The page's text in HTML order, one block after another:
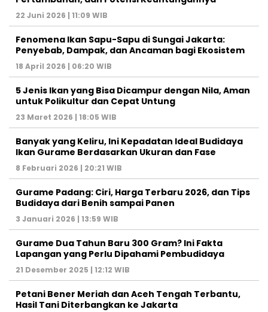
22 Juni 2026 | 11:09 WIB
Fenomena Ikan Sapu-Sapu di Sungai Jakarta:
Penyebab, Dampak, dan Ancaman bagi Ekosistem
18 April 2026 | 06:20 WIB
5 Jenis Ikan yang Bisa Dicampur dengan Nila, Aman
untuk Polikultur dan Cepat Untung
23 Maret 2026 | 18:05 WIB
Banyak yang Keliru, Ini Kepadatan Ideal Budidaya
Ikan Gurame Berdasarkan Ukuran dan Fase
8 Februari 2026 | 20:21 WIB
Gurame Padang: Ciri, Harga Terbaru 2026, dan Tips
Budidaya dari Benih sampai Panen
3 Januari 2026 | 13:59 WIB
Gurame Dua Tahun Baru 300 Gram? Ini Fakta
Lapangan yang Perlu Dipahami Pembudidaya
21 Desember 2025 | 12:12 WIB
Petani Bener Meriah dan Aceh Tengah Terbantu,
Hasil Tani Diterbangkan ke Jakarta